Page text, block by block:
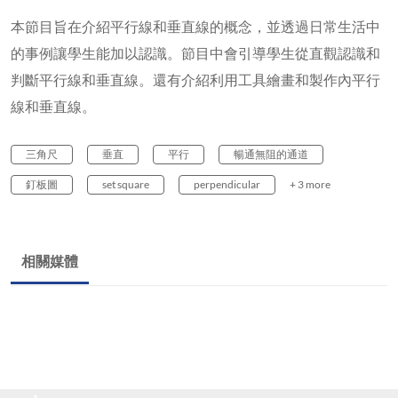
本節目旨在介紹平行線和垂直線的概念，並透過日常生活中
的事例讓學生能加以認識。節目中會引導學生從直觀認識和
判斷平行線和垂直線。還有介紹利用工具繪畫和製作內平行
線和垂直線。
三角尺 垂直 平行 暢通無阻的通道
釘板圖 set square perpendicular + 3 more
相關媒體